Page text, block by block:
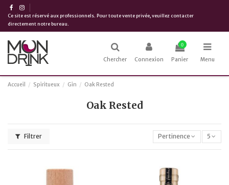
Ce site est réservé aux professionnels. Pour toute vente privée, veuillez contacter
directement notre bureau.
Chercher Connexion
0
Panier Menu
Accueil Spiritueux Gin Oak Rested
Oak Rested
Filtrer Pertinence 5